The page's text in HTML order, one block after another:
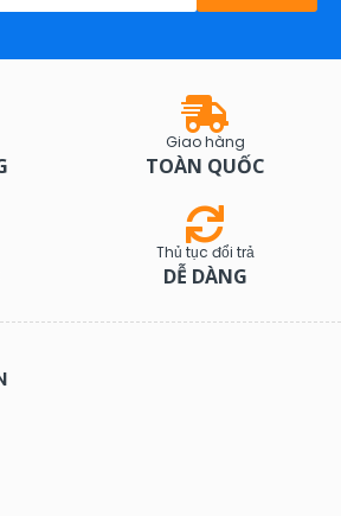
Giao hàng
TOÀN QUỐC
Thủ tục đổi trả
DỄ DÀNG